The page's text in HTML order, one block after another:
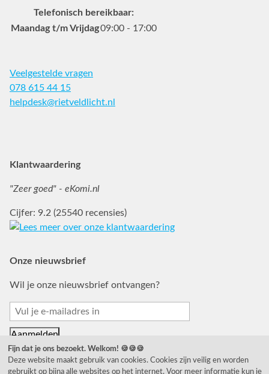
Telefonisch bereikbaar:
Maandag t/m Vrijdag09:00 - 17:00
Veelgestelde vragen
078 615 44 15
helpdesk@rietveldlicht.nl
Klantwaardering
"Zeer goed" - eKomi.nl
Cijfer: 9.2 (25540 recensies)
Onze nieuwsbrief
Wil je onze nieuwsbrief ontvangen?
Fijn dat je ons bezoekt. Welkom! 🍪🍪🍪
Deze website maakt gebruik van cookies. Cookies zijn veilig en worden
gebruikt op bijna alle websites op het internet. Voor meer informatie kun je